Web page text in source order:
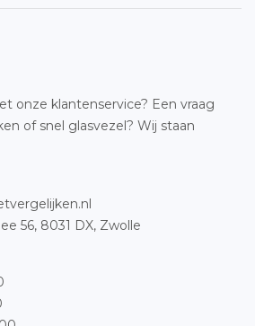
onze klantenservice? Een vraag
of snel glasvezel? Wij staan
56, 8031 DX, Zwolle